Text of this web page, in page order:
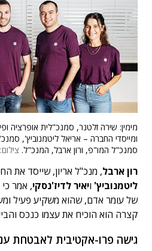
מימין: שירה זלטנר, סמנכ"לית אופרציה
ומייסדי החברה – אריאל ליטמנוביץ',
סמנכ"ל המו"פ, ורון ארבל, המנכ"ל.
רון ארבל, מנכ"ל אריון, שייסד את
ליטמנוביץ' ויאיר לדיז'נסקי, אמר
של עומר אדם, שהוא משקיע פעיל
קצרה הוא הוכיח את עצמו כנכס
גישה פרו-אקטיבית לאבטחת